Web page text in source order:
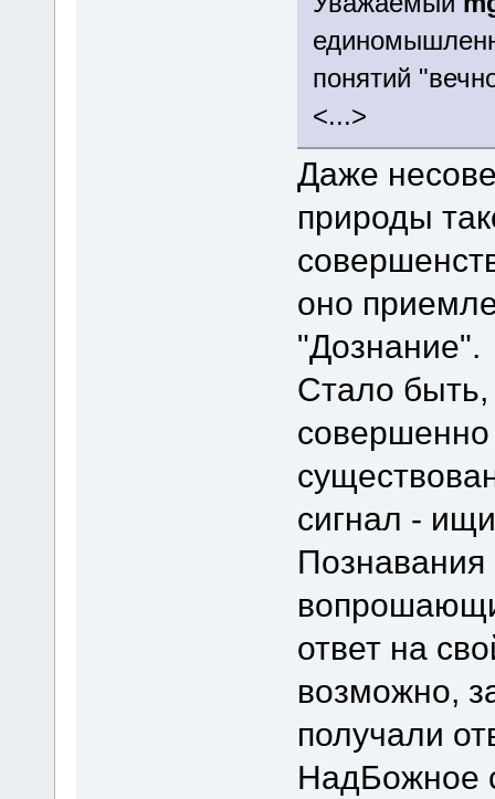
понятий
<...>
Даже
природы
оно
"Дознание".
Стало быть,
сигнал -
ответ на
возможно,
получали
НадБожное